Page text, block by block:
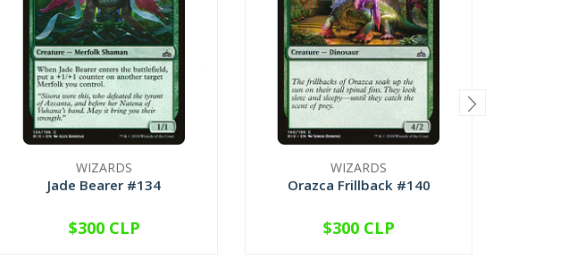
WIZARDS
Jade Bearer #134
VER OPCIONES
$300 CLP
WIZARDS
Orazca Frillback #140
VER OPCIONES
$300 CLP